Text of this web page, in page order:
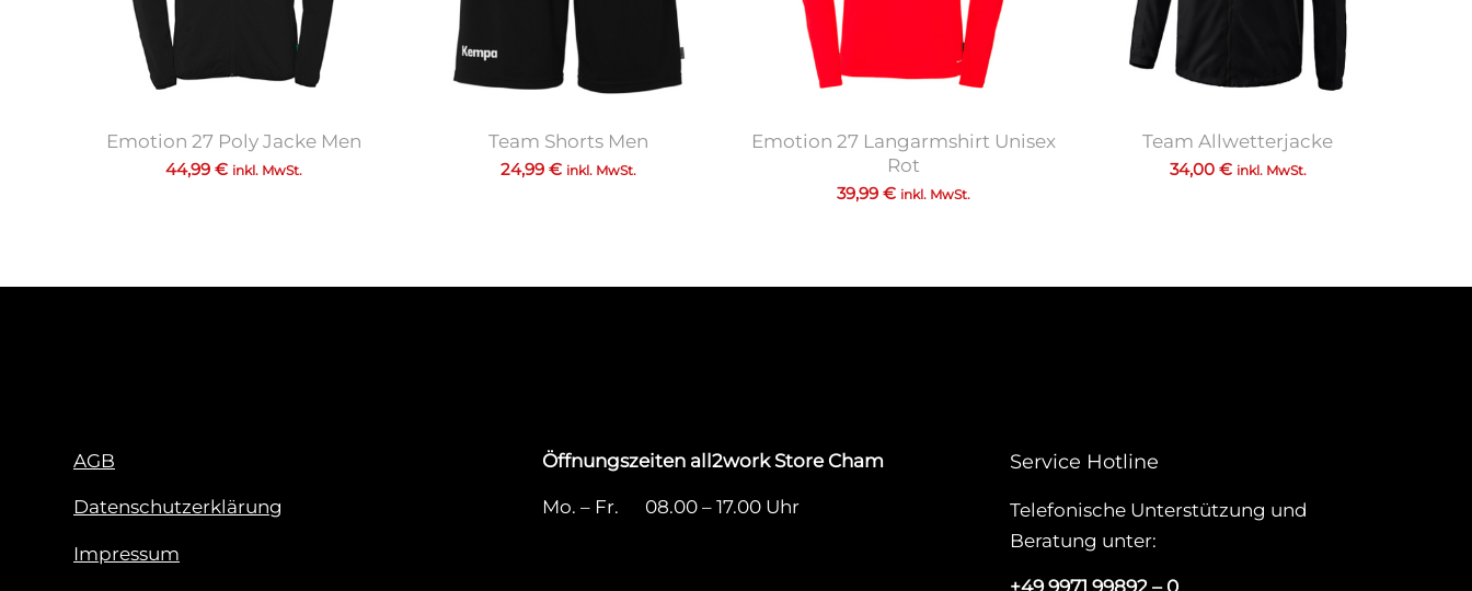
Emotion 27 Poly Jacke Men
44,99€ inkl. MwSt.
Team Shorts Men
24,99€ inkl. MwSt.
Emotion 27 Langarmshirt Unisex
Rot
39,99 € inkl. MwSt.
Team Allwetterjacke
34,00 € inkl. MwSt.
AGB
Datenschutzerklärung
Impressum
Öffnungszeiten all2work Store Cham
Mo. – Fr. 08.00 – 17.00 Uhr
Service Hotline
Telefonische Unterstützung und
Beratung unter: